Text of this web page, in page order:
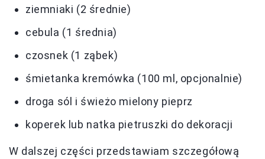
ziemniaki (2 średnie)
cebula (1 średnia)
czosnek (1 ząbek)
śmietanka kremówka (100 ml, opcjonalnie)
droga sól i świeżo mielony pieprz
koperek lub natka pietruszki do dekoracji
W dalszej części przedstawiam szczegółową